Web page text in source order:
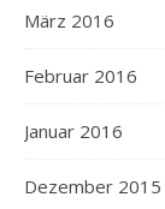
März 2016
Februar 2016
Januar 2016
Dezember 2015